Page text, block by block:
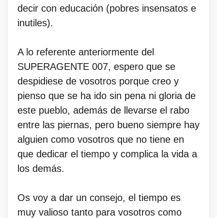
decir con educación (pobres insensatos e
inutiles).
A lo referente anteriormente del
SUPERAGENTE 007, espero que se
despidiese de vosotros porque creo y
pienso que se ha ido sin pena ni gloria de
este pueblo, además de llevarse el rabo
entre las piernas, pero bueno siempre hay
alguien como vosotros que no tiene en
que dedicar el tiempo y complica la vida a
los demás.
Os voy a dar un consejo, el tiempo es
muy valioso tanto para vosotros como